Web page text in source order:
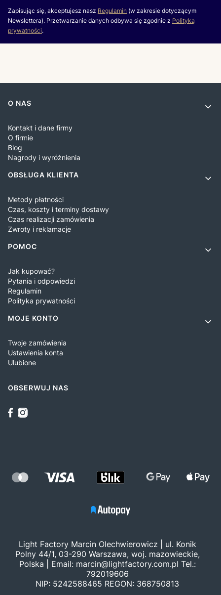
Zapisując się, akceptujesz nasz Regulamin (w zakresie dotyczącym
Newslettera). Przetwarzanie danych odbywa się zgodnie z Polityką
prywatności.
Linki w stopce
O NAS
Kontakt i dane firmy
O firmie
Blog
Nagrody i wyróżnienia
OBSŁUGA KLIENTA
Metody płatności
Czas, koszty i terminy dostawy
Czas realizacji zamówienia
Zwroty i reklamacje
POMOC
Jak kupować?
Pytania i odpowiedzi
Regulamin
Polityka prywatności
MOJE KONTO
Twoje zamówienia
Ustawienia konta
Ulubione
OBSERWUJ NAS
Light Factory Marcin Olechwierowicz | ul. Konik
Polny 44/1, 03-290 Warszawa, woj. mazowieckie,
Polska | Email: marcin@lightfactory.com.pl Tel.:
792019606
NIP: 5242588465 REGON: 368750813